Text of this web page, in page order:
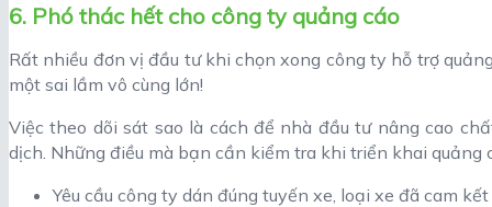
6. Phó thác hết cho công ty quảng cáo
Rất nhiều đơn vị đầu tư khi chọn xong công ty hỗ trợ
một sai lầm vô cùng lớn!
Việc theo dõi sát sao là cách để nhà đầu tư nâng cao
dịch. Những điều mà bạn cần kiểm tra khi triển khai quảng
Yêu cầu công ty dán đúng tuyến xe, loại xe đã cam